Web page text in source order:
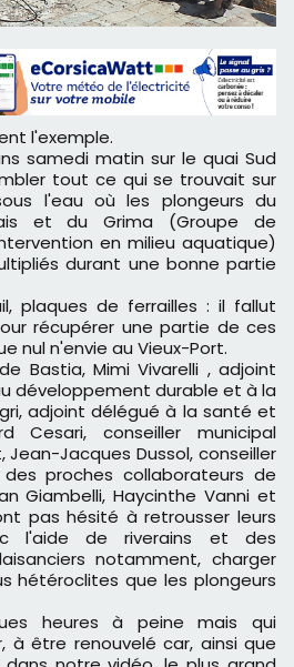
l'exemple.
samedi matin sur le quai Sud
tout ce qui se trouvait sur
l'eau où les plongeurs du
et du Grima (Groupe de
en milieu aquatique)
durant une bonne partie
plaques de ferrailles : il fallut
récupérer une partie de ces
nul n'envie au Vieux-Port.
Bastia, Mimi Vivarelli , adjoint
développement durable et à la
adjoint délégué à la santé et
Cesari, conseiller municipal
Jacques Dussol, conseiller
proches collaborateurs de
Giambelli, Haycinthe Vanni et
pas hésité à retrousser leurs
l'aide de riverains et des
notamment, charger
hétéroclites que les plongeurs
heures à peine mais qui
à être renouvelé car, ainsi que